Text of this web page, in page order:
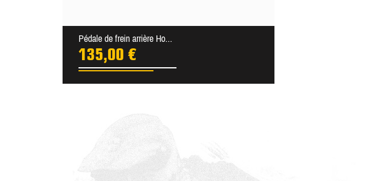
Pédale de frein arrière Ho...
135,00 €